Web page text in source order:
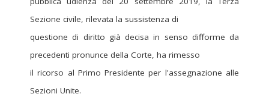
Sezione civile, rilevata la sussistenza di
questione di diritto già decisa in senso difforme da
precedenti pronunce della Corte, ha rimesso
il ricorso al Primo Presidente per l'assegnazione alle
Sezioni Unite.